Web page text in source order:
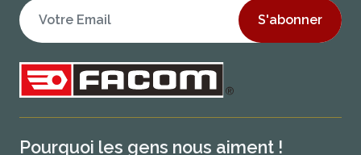
S'abonner
Pourquoi les gens nous aiment !